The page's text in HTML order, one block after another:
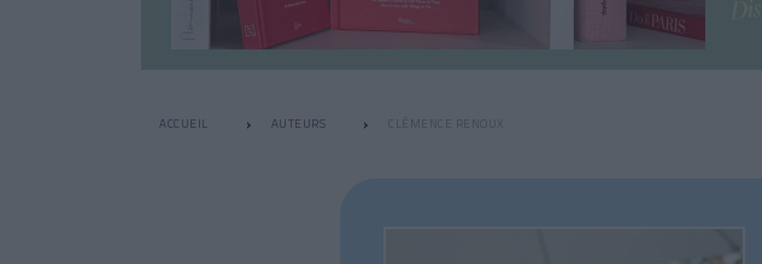
ACCUEIL AUTEURS